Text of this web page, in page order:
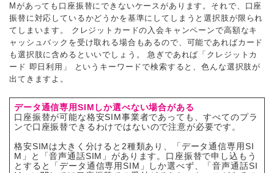
Mがあっても口座振替にできないケースがあります。それで、口座
振替に対応しているかどうかを基準にしてしまうと選択肢が限られ
てしまいます。 クレジットカードの入会キャンペーンで高額なキ
ャッシュバックを受け取れる場合もあるので、可能であればカード
も選択肢に含めるといいでしょう。 急ぎであれば「クレジットカ
ード 即日利用」 というキーワードで検索すると、色んな選択肢が
出てきますよ。
データ通信専用SIMしか選べない場合がある
口座振替が可能な格安SIM事業者であっても、すべてのプラ
ンで口座振替できるわけではないので注意が必要です。
格安SIMは大きく分けると2種類あり、「データ通信専用SI
M」と「音声通話SIM」があります。口座振替で申し込もう
とすると「データ通信専用SIM」しか選べず、「音声通話SI